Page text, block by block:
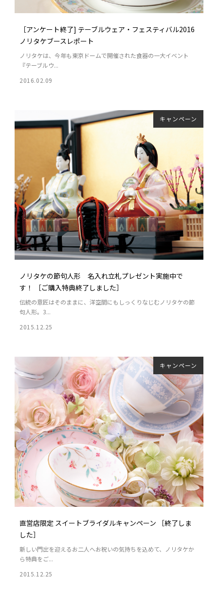
［アンケート終了] テーブルウェア・フェスティバル2016
ノリタケブースレポート
ノリタケは、今年も東京ドームで開催された食器の一大イベント
『テーブルウ...
2016.02.09
キャンペーン
ノリタケの節句人形 名入れ立札プレゼント実施中で
す！ ［ご購入特典終了しました］
伝統の意匠はそのままに、洋空間にもしっくりなじむノリタケの節
句人形。3...
2015.12.25
キャンペーン
直営店限定 スイートブライダルキャンペーン ［終了しま
した］
新しい門出を迎えるお二人へお祝いの気持ちを込めて、ノリタケか
ら特典をご...
2015.12.25